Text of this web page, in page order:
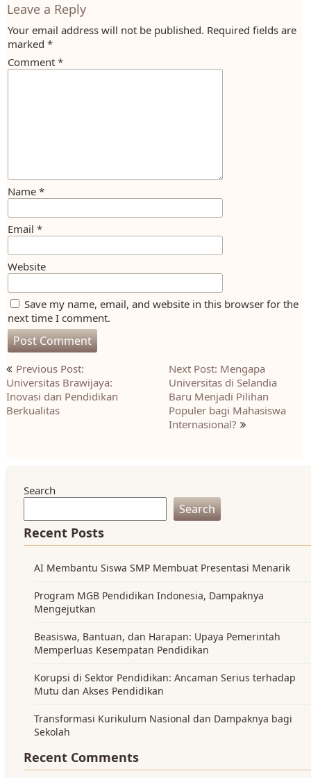
Leave a Reply
Your email address will not be published. Required fields are
marked *
Comment *
Name *
Email *
Website
Save my name, email, and website in this browser for the
next time I comment.
Post
navigation
Previous Post:
Universitas Brawijaya:
Inovasi dan Pendidikan
Berkualitas
Next Post: Mengapa
Universitas di Selandia
Baru Menjadi Pilihan
Populer bagi Mahasiswa
Internasional?
Search
Search
Recent Posts
AI Membantu Siswa SMP Membuat Presentasi Menarik
Program MGB Pendidikan Indonesia, Dampaknya
Mengejutkan
Beasiswa, Bantuan, dan Harapan: Upaya Pemerintah
Memperluas Kesempatan Pendidikan
Korupsi di Sektor Pendidikan: Ancaman Serius terhadap
Mutu dan Akses Pendidikan
Transformasi Kurikulum Nasional dan Dampaknya bagi
Sekolah
Recent Comments